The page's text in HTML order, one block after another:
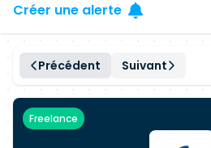
Créer une alerte
Précédent Suivant
Freelance